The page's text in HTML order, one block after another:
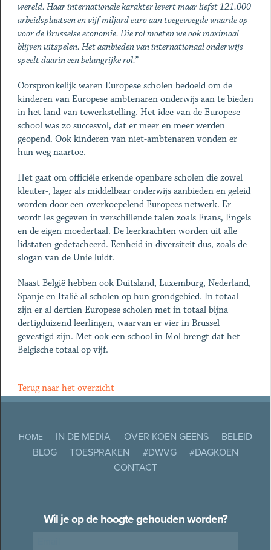
wereld. Haar internationale karakter levert maar liefst 121.000
arbeidsplaatsen en vijf miljard euro aan toegevoegde waarde op
voor de Brusselse economie. Die rol moeten we ook maximaal
blijven uitspelen. Het aanbieden van internationaal onderwijs
speelt daarin een belangrijke rol.”
Oorspronkelijk waren Europese scholen bedoeld om de
kinderen van Europese ambtenaren onderwijs aan te bieden
in het land van tewerkstelling. Het idee van de Europese
school was zo succesvol, dat er meer en meer werden
geopend. Ook kinderen van niet-ambtenaren vonden er
hun weg naartoe.
Het gaat om officiële erkende openbare scholen die zowel
kleuter-, lager als middelbaar onderwijs aanbieden en geleid
worden door een overkoepelend Europees netwerk. Er
wordt les gegeven in verschillende talen zoals Frans, Engels
en de eigen moedertaal. De leerkrachten worden uit alle
lidstaten gedetacheerd. Eenheid in diversiteit dus, zoals de
slogan van de Unie luidt.
Naast België hebben ook Duitsland, Luxemburg, Nederland,
Spanje en Italië al scholen op hun grondgebied. In totaal
zijn er al dertien Europese scholen met in totaal bijna
dertigduizend leerlingen, waarvan er vier in Brussel
gevestigd zijn. Met ook een school in Mol brengt dat het
Belgische totaal op vijf.
Terug naar het overzicht
HOME IN DE MEDIA OVER KOEN GEENS
BELEID
BLOG
TOESPRAKEN #DWVG
#DAGKOEN
CONTACT
Wil je op de hoogte gehouden worden?